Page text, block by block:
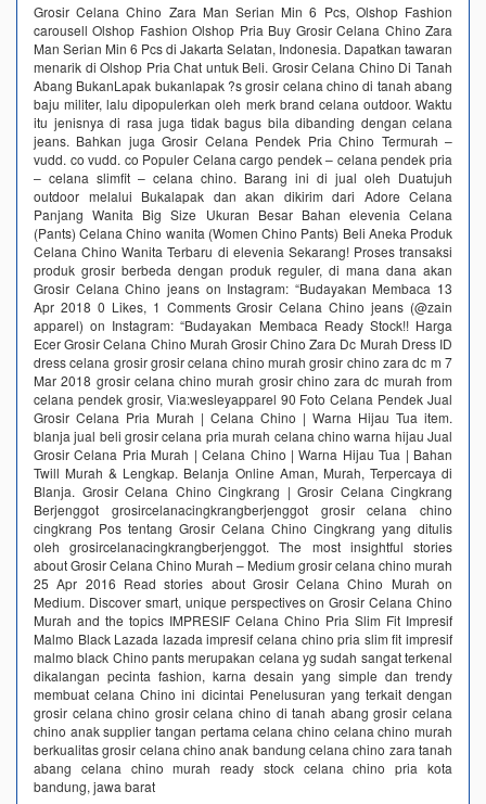
Grosir Celana Chino Zara Man Serian Min 6 Pcs, Olshop Fashion
carousell Olshop Fashion Olshop Pria Buy Grosir Celana Chino Zara
Man Serian Min 6 Pcs di Jakarta Selatan, Indonesia. Dapatkan tawaran
menarik di Olshop Pria Chat untuk Beli. Grosir Celana Chino Di Tanah
Abang BukanLapak bukanlapak ?s grosir celana chino di tanah abang
baju militer, lalu dipopulerkan oleh merk brand celana outdoor. Waktu
itu jenisnya di rasa juga tidak bagus bila dibanding dengan celana
jeans. Bahkan juga Grosir Celana Pendek Pria Chino Termurah –
vudd. co vudd. co Populer Celana cargo pendek – celana pendek pria
– celana slimfit – celana chino. Barang ini di jual oleh Duatujuh
outdoor melalui Bukalapak dan akan dikirim dari Adore Celana
Panjang Wanita Big Size Ukuran Besar Bahan elevenia Celana
(Pants) Celana Chino wanita (Women Chino Pants) Beli Aneka Produk
Celana Chino Wanita Terbaru di elevenia Sekarang! Proses transaksi
produk grosir berbeda dengan produk reguler, di mana dana akan
Grosir Celana Chino jeans on Instagram: “Budayakan Membaca 13
Apr 2018 0 Likes, 1 Comments Grosir Celana Chino jeans (@zain
apparel) on Instagram: “Budayakan Membaca Ready Stock!! Harga
Ecer Grosir Celana Chino Murah Grosir Chino Zara Dc Murah Dress ID
dress celana grosir grosir celana chino murah grosir chino zara dc m 7
Mar 2018 grosir celana chino murah grosir chino zara dc murah from
celana pendek grosir, Via:wesleyapparel 90 Foto Celana Pendek Jual
Grosir Celana Pria Murah | Celana Chino | Warna Hijau Tua item.
blanja jual beli grosir celana pria murah celana chino warna hijau Jual
Grosir Celana Pria Murah | Celana Chino | Warna Hijau Tua | Bahan
Twill Murah & Lengkap. Belanja Online Aman, Murah, Terpercaya di
Blanja. Grosir Celana Chino Cingkrang | Grosir Celana Cingkrang
Berjenggot grosircelanacingkrangberjenggot grosir celana chino
cingkrang Pos tentang Grosir Celana Chino Cingkrang yang ditulis
oleh grosircelanacingkrangberjenggot. The most insightful stories
about Grosir Celana Chino Murah – Medium grosir celana chino murah
25 Apr 2016 Read stories about Grosir Celana Chino Murah on
Medium. Discover smart, unique perspectives on Grosir Celana Chino
Murah and the topics IMPRESIF Celana Chino Pria Slim Fit Impresif
Malmo Black Lazada lazada impresif celana chino pria slim fit impresif
malmo black Chino pants merupakan celana yg sudah sangat terkenal
dikalangan pecinta fashion, karna desain yang simple dan trendy
membuat celana Chino ini dicintai Penelusuran yang terkait dengan
grosir celana chino grosir celana chino di tanah abang grosir celana
chino anak supplier tangan pertama celana chino celana chino murah
berkualitas grosir celana chino anak bandung celana chino zara tanah
abang celana chino murah ready stock celana chino pria kota
bandung, jawa barat